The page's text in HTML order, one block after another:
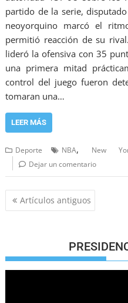
partido de la serie,
neoyorquino marcó el
permitió reacción de su
lideró la ofensiva con 35
una primera mitad
control del juego fueron
tomaran una…
LEER MÁS
Deporte NBA, New
Dejar un comentario
Artículos antiguos